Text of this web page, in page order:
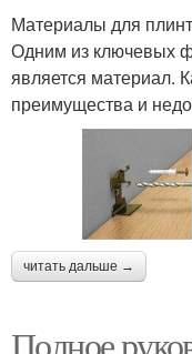
Материалы для
Одним из ключевых
является материал.
преимущества и
читать дальше →